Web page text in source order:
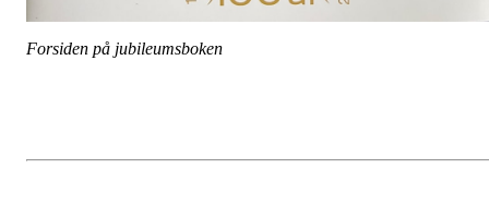
Forsiden på jubileumsboken